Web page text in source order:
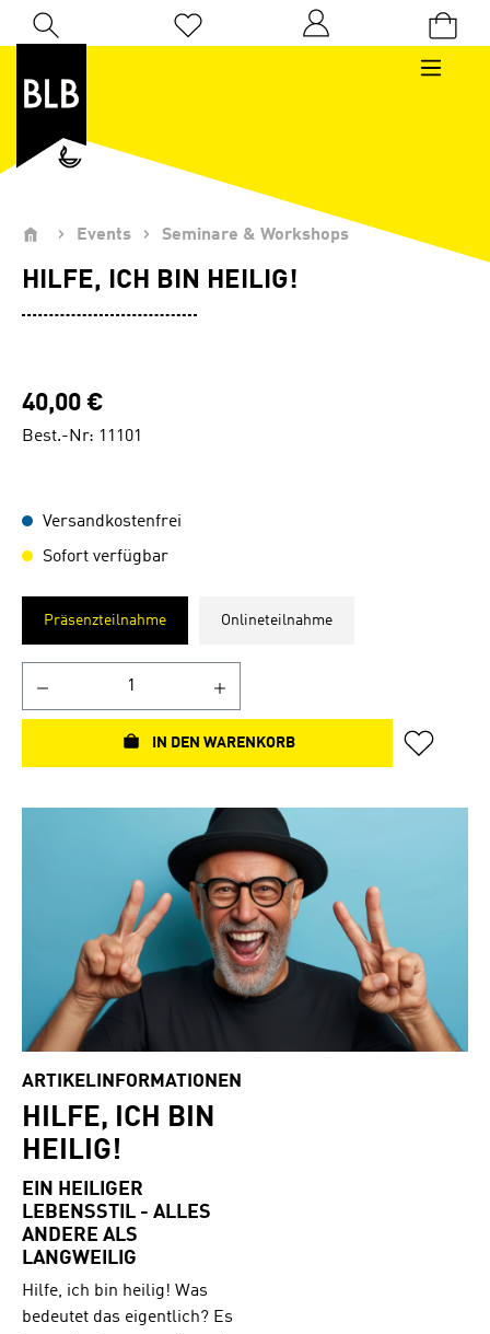
Zum Hauptinhalt springen
Du hast 0 Produkte auf dem Merkzettel
Events Seminare & Workshops
HILFE, ICH BIN HEILIG!
40,00 €
Best.-Nr: 11101
Versandkostenfrei
Sofort verfügbar
Präsenzteilnahme Onlineteilnahme
IN DEN WARENKORB
Bildergalerie überspringen
ARTIKELINFORMATIONEN
HILFE, ICH BIN
HEILIG!
EIN HEILIGER
LEBENSSTIL - ALLES
ANDERE ALS
LANGWEILIG
Hilfe, ich bin heilig! Was
bedeutet das eigentlich? Es